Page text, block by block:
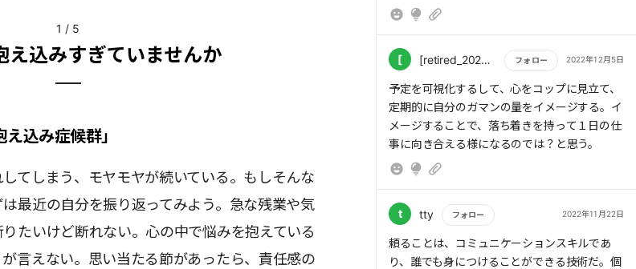
1 / 5
え込みすぎていませんか
込み症候群」
てしまう、モヤモヤが続いている。もしそんな
最近の自分を振り返ってみよう。急な残業や気
たいけど断れない。心の中で悩みを抱えている
言えない。思い当たる節があったら、責任感の
自分にできないことは素直に認め、得意な人に
人を助ければいいのだ。
[ [retired_20231101000433]+村上 高宏 フォロー 2022年12月5日
もっと読む
予定を可視化するして、心をコップに見立て、
定期的に自分のガマンの量をイメージする。イ
メージすることで、落ち着きを持って１日の仕
事に向き合える様になるのでは？と思う。
t tty フォロー 2022年11月22日
もっと読む
頼ることは、コミュニケーションスキルであ
り、誰でも身につけることができる技術だ。個